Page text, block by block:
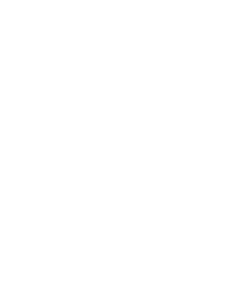
dinsdag 4 augustus 2026